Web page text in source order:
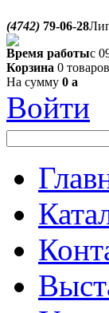
(4742) 79-06-28
Время работыс
Корзина 0 товаров
На сумму 0 a
Войти